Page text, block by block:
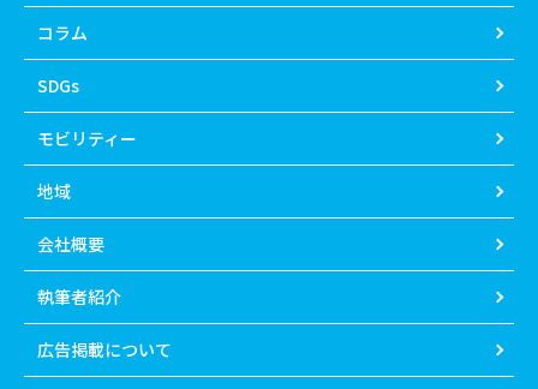
コラム
SDGs
モビリティー
地域
会社概要
執筆者紹介
広告掲載について